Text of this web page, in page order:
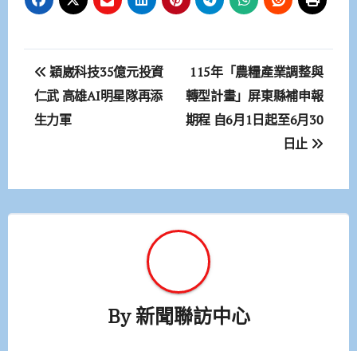
文
章
導
穎崴科技35億元投資
仁武 高雄AI明星隊再添
生力軍
115年「農糧產業調整與
轉型計畫」屏東縣補申報
期程 自6月1日起至6月30
日止
By新聞聯訪中心